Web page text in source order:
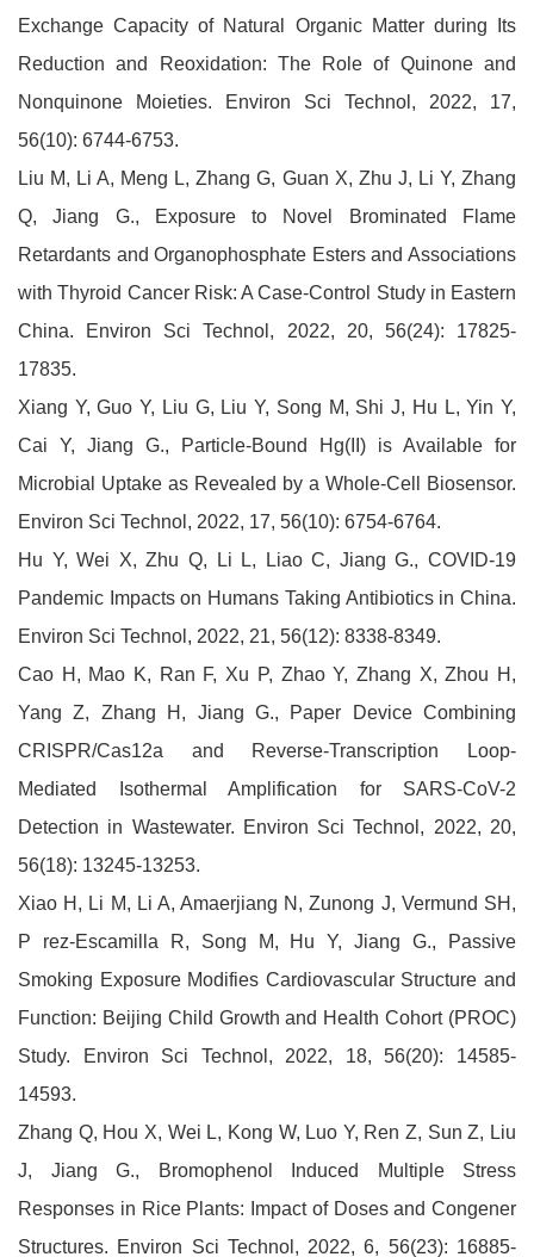
Exchange Capacity of Natural Organic Matter during Its
Reduction and Reoxidation: The Role of Quinone and
Nonquinone Moieties. Environ Sci Technol, 2022, 17,
56(10): 6744-6753.
Liu M, Li A, Meng L, Zhang G, Guan X, Zhu J, Li Y, Zhang
Q, Jiang G., Exposure to Novel Brominated Flame
Retardants and Organophosphate Esters and Associations
with Thyroid Cancer Risk: A Case-Control Study in Eastern
China. Environ Sci Technol, 2022, 20, 56(24): 17825-
17835.
Xiang Y, Guo Y, Liu G, Liu Y, Song M, Shi J, Hu L, Yin Y,
Cai Y, Jiang G., Particle-Bound Hg(II) is Available for
Microbial Uptake as Revealed by a Whole-Cell Biosensor.
Environ Sci Technol, 2022, 17, 56(10): 6754-6764.
Hu Y, Wei X, Zhu Q, Li L, Liao C, Jiang G., COVID-19
Pandemic Impacts on Humans Taking Antibiotics in China.
Environ Sci Technol, 2022, 21, 56(12): 8338-8349.
Cao H, Mao K, Ran F, Xu P, Zhao Y, Zhang X, Zhou H,
Yang Z, Zhang H, Jiang G., Paper Device Combining
CRISPR/Cas12a and Reverse-Transcription Loop-
Mediated Isothermal Amplification for SARS-CoV-2
Detection in Wastewater. Environ Sci Technol, 2022, 20,
56(18): 13245-13253.
Xiao H, Li M, Li A, Amaerjiang N, Zunong J, Vermund SH,
P rez-Escamilla R, Song M, Hu Y, Jiang G., Passive
Smoking Exposure Modifies Cardiovascular Structure and
Function: Beijing Child Growth and Health Cohort (PROC)
Study. Environ Sci Technol, 2022, 18, 56(20): 14585-
14593.
Zhang Q, Hou X, Wei L, Kong W, Luo Y, Ren Z, Sun Z, Liu
J, Jiang G., Bromophenol Induced Multiple Stress
Responses in Rice Plants: Impact of Doses and Congener
Structures. Environ Sci Technol, 2022, 6, 56(23): 16885-